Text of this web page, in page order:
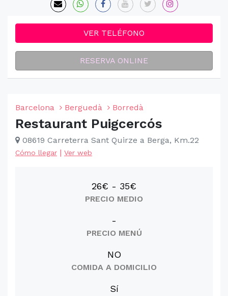
VER TELÉFONO
RESERVA ONLINE
Barcelona Berguedà Borredà
Restaurant Puigcercós
08619 Carreterra Sant Quirze a Berga, Km.22
Cómo llegar | Ver web
26€ - 35€
PRECIO MEDIO
-
PRECIO MENÚ
NO
COMIDA A DOMICILIO
Sí